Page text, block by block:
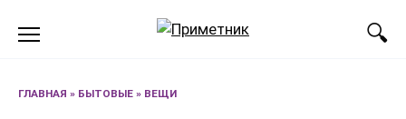
ГЛАВНАЯ » БЫТОВЫЕ » ВЕЩИ